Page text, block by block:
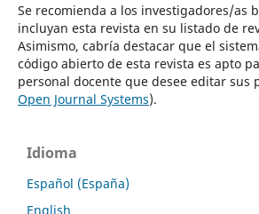
Se recomienda a los investigadores/as
incluyan esta revista en su listado de
Asimismo, cabría destacar que el
código abierto de esta revista es apto
personal docente que desee editar sus
Open Journal Systems).
Idioma
Español (España)
English